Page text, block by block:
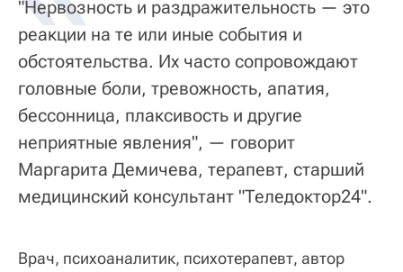
"Нервозность и раздражительность — это
реакции на те или иные события и
обстоятельства. Их часто сопровождают
головные боли, тревожность, апатия,
бессонница, плаксивость и другие
неприятные явления", — говорит
Маргарита Демичева, терапевт, старший
медицинский консультант "Теледоктор24".
Врач, психоаналитик, психотерапевт, автор